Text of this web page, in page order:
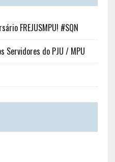
FREJUSMPU! #SQN
Servidores do PJU / MPU